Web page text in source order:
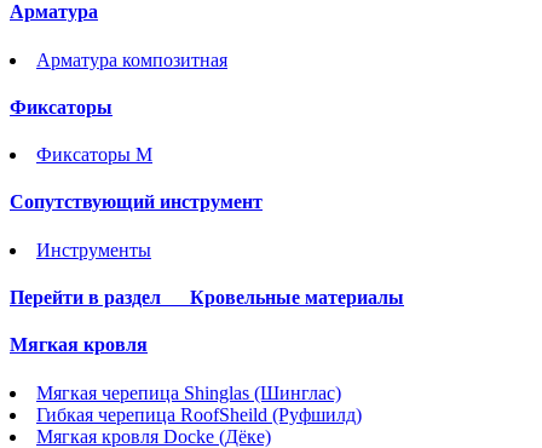
Арматура
Арматура композитная
Фиксаторы
Фиксаторы М
Сопутствующий инструмент
Инструменты
Перейти в раздел Кровельные материалы
Мягкая кровля
Мягкая черепица Shinglas (Шинглас)
Гибкая черепица RoofSheild (Руфшилд)
Мягкая кровля Docke (Дёке)